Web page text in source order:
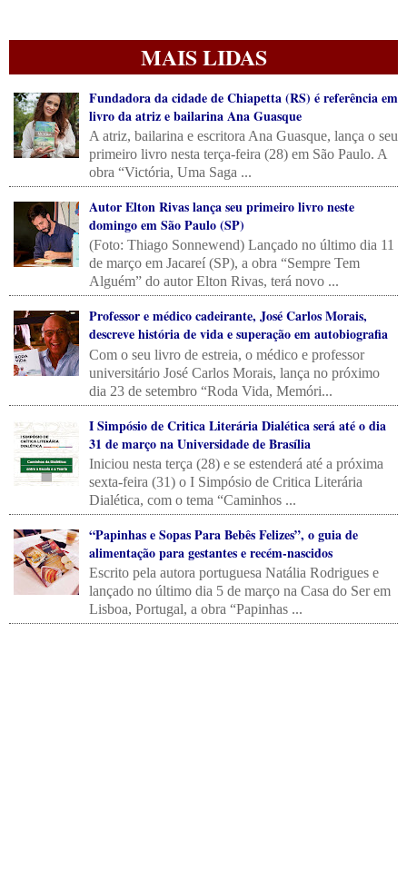
MAIS LIDAS
Fundadora da cidade de Chiapetta (RS) é referência em
livro da atriz e bailarina Ana Guasque
A atriz, bailarina e escritora Ana Guasque, lança o seu
primeiro livro nesta terça-feira (28) em São Paulo. A
obra “Victória, Uma Saga ...
Autor Elton Rivas lança seu primeiro livro neste
domingo em São Paulo (SP)
(Foto: Thiago Sonnewend) Lançado no último dia 11
de março em Jacareí (SP), a obra “Sempre Tem
Alguém” do autor Elton Rivas, terá novo ...
Professor e médico cadeirante, José Carlos Morais,
descreve história de vida e superação em autobiografia
Com o seu livro de estreia, o médico e professor
universitário José Carlos Morais, lança no próximo
dia 23 de setembro “Roda Vida, Memóri...
I Simpósio de Critica Literária Dialética será até o dia
31 de março na Universidade de Brasília
Iniciou nesta terça (28) e se estenderá até a próxima
sexta-feira (31) o I Simpósio de Critica Literária
Dialética, com o tema “Caminhos ...
“Papinhas e Sopas Para Bebês Felizes”, o guia de
alimentação para gestantes e recém-nascidos
Escrito pela autora portuguesa Natália Rodrigues e
lançado no último dia 5 de março na Casa do Ser em
Lisboa, Portugal, a obra “Papinhas ...